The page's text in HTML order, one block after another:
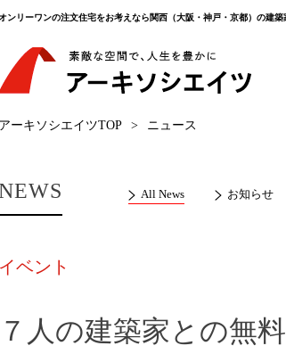
オンリーワンの注文住宅をお考えなら関西（大阪・神戸・京都）の建
アーキソシエイツTOP > ニュース
All News お知らせ
イベント
７人の建築家との無